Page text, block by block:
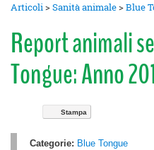
Articoli>Sanità animale>Blue
Report animali
Tongue: Anno
Stampa
Categorie: Blue Tongue